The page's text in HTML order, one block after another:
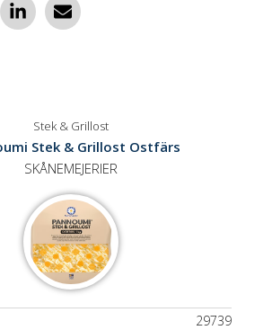
Stek & Grillost
Stek & Grillost Ostfärs
SKÅNEMEJERIER
29739